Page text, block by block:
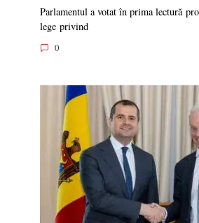
Parlamentul a votat în prima lectură
lege privind
0